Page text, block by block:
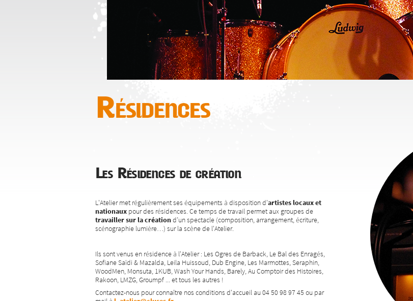
Résidences
Les Résidences de création
L'Atelier met régulièrement ses équipements à disposition d'artistes locaux et
nationaux pour des résidences. Ce temps de travail permet aux groupes de
travailler sur la créationd’un spectacle (composition, arrangement, écriture,
scénographie lumière…) sur la scène de l'Atelier.
Ils sont venus en résidence à l'Atelier : Les Ogres de Barback, Le Bal des Enragés,
Sofiane Saïdi & Mazalda, Leila Huissoud, Dub Engine, Les Marmottes, Seraphin,
WoodMen, Monsuta, 1KUB, Wash Your Hands, Barely, Au Comptoir des Histoires,
Rakoon, LMZG, Groumpf ... et tous les autres !
Contactez-nous pour connaître nos conditions d'accueil au 04 50 98 97 45 ou par